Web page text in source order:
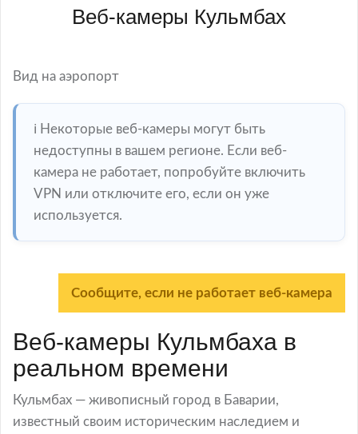
Веб-камеры Кульмбах
Вид на аэропорт
ℹ️ Некоторые веб-камеры могут быть
недоступны в вашем регионе. Если веб-
камера не работает, попробуйте включить
VPN или отключите его, если он уже
используется.
Сообщите, если не работает веб-камера
Веб-камеры Кульмбаха в
реальном времени
Кульмбах — живописный город в Баварии,
известный своим историческим наследием и